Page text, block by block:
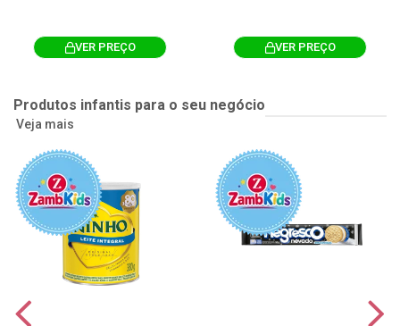
VER PREÇO VER PREÇO
Produtos infantis para o seu negócio
Veja mais